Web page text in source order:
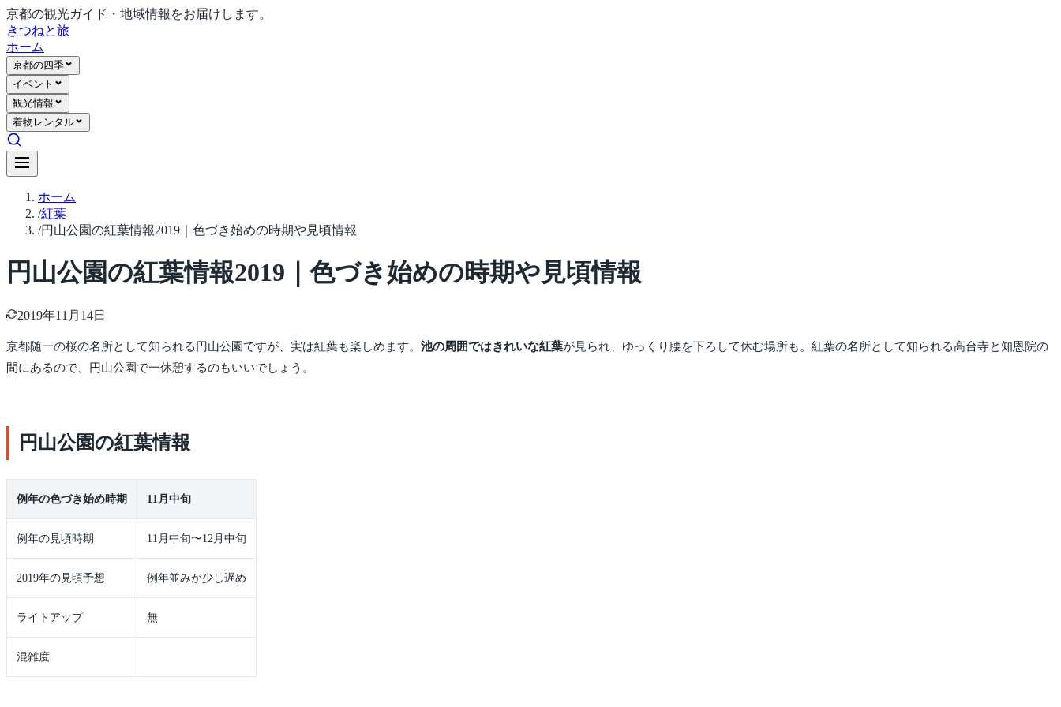
京都の観光ガイド・地域情報をお届けします。
きつねと旅
ホーム
京都の四季
イベント
観光情報
着物レンタル
ホーム
/紅葉
/円山公園の紅葉情報2019｜色づき始めの時期や見頃情報
円山公園の紅葉情報2019｜色づき始めの時期や見頃情報
2019年11月14日
京都随一の桜の名所として知られる円山公園ですが、実は紅葉も楽しめます。 池の周囲ではきれいな紅葉が見られ、ゆっくり腰を下ろして休む場所も。紅葉の名所として知られる高台寺と知恩院の
間にあるので、円山公園で一休憩するのもいいでしょう。
円山公園の紅葉情報
例年の色づき始め時期 11月中旬
例年の見頃時期 11月中旬〜12月中旬
2019年の見頃予想 例年並みか少し遅め
ライトアップ 無
混雑度